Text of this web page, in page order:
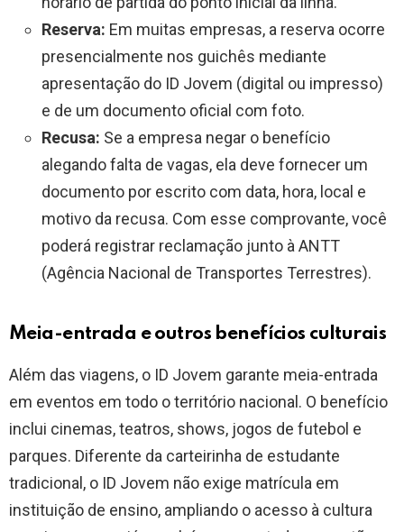
Reserva: Em muitas empresas, a reserva ocorre
presencialmente nos guichês mediante
apresentação do ID Jovem (digital ou impresso)
e de um documento oficial com foto.
Recusa: Se a empresa negar o benefício
alegando falta de vagas, ela deve fornecer um
documento por escrito com data, hora, local e
motivo da recusa. Com esse comprovante, você
poderá registrar reclamação junto à ANTT
(Agência Nacional de Transportes Terrestres).
Meia-entrada e outros benefícios culturais
Além das viagens, o ID Jovem garante meia-entrada
em eventos em todo o território nacional. O benefício
inclui cinemas, teatros, shows, jogos de futebol e
parques. Diferente da carteirinha de estudante
tradicional, o ID Jovem não exige matrícula em
instituição de ensino, ampliando o acesso à cultura